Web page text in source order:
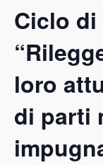
Ciclo
loro
di parti